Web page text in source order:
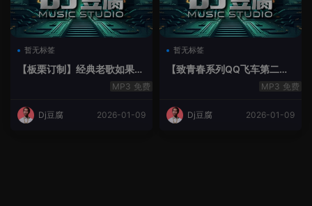
暂无标签
【板栗订制】经典老歌如果最
后不是你House Lak串烧弹免费
Dj豆腐 2026-01-09
暂无标签
【致青春系列QQ飞车第二季
免费
Dj豆腐 2026-01-09